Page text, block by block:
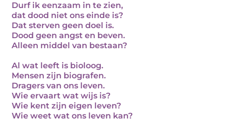
Durf ik eenzaam in te zien,
dat dood niet ons einde is?
Dat sterven geen doel is.
Dood geen angst en beven.
Alleen middel van bestaan?
Al wat leeft is bioloog.
Mensen zijn biografen.
Dragers van ons leven.
Wie ervaart wat wijs is?
Wie kent zijn eigen leven?
Wie weet wat ons leven kan?